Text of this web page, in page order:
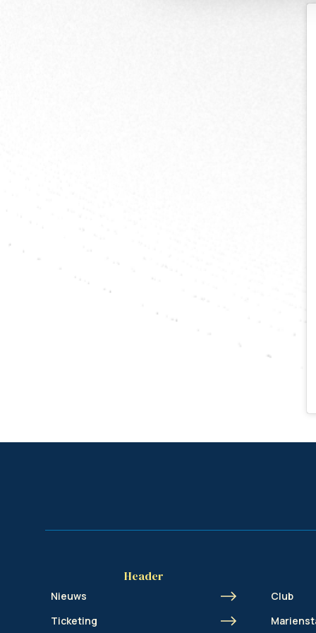
Header
Nieuws
Ticketing
Club